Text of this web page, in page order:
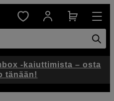
-kaiuttimista – osta
tänään!